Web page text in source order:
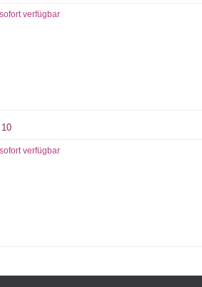
sofort verfügbar
sofort verfügbar